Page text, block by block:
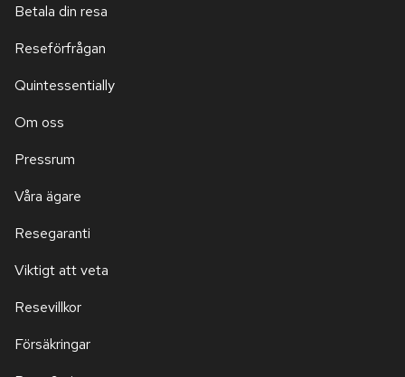
Betala din resa
Reseförfrågan
Quintessentially
Om oss
Pressrum
Våra ägare
Resegaranti
Viktigt att veta
Resevillkor
Försäkringar